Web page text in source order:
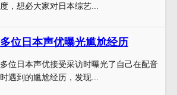
度，想必大家对日本综艺...
多位日本声优曝光尴尬经历
多位日本声优接受采访时曝光了自己在配音
时遇到的尴尬经历，发现...